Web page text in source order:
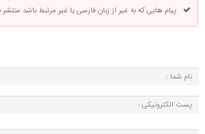
پیام هایی که به غیر از زبان فارسی یا غیر مرتبط باشد